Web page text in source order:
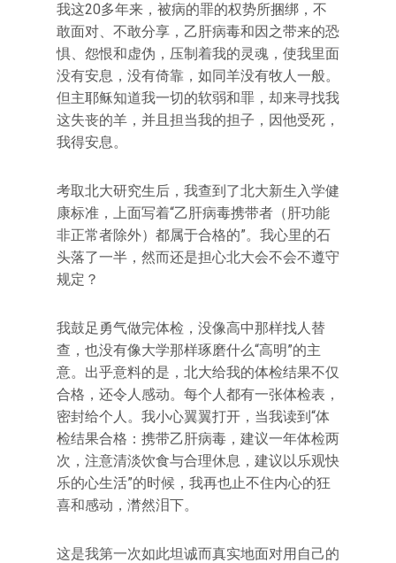
我这20多年来，被病的罪的权势所捆绑，不
敢面对、不敢分享，乙肝病毒和因之带来的恐
惧、怨恨和虚伪，压制着我的灵魂，使我里面
没有安息，没有倚靠，如同羊没有牧人一般。
但主耶稣知道我一切的软弱和罪，却来寻找我
这失丧的羊，并且担当我的担子，因他受死，
我得安息。
考取北大研究生后，我查到了北大新生入学健
康标准，上面写着“乙肝病毒携带者（肝功能
非正常者除外）都属于合格的”。我心里的石
头落了一半，然而还是担心北大会不会不遵守
规定？
我鼓足勇气做完体检，没像高中那样找人替
查，也没有像大学那样琢磨什么“高明”的主
意。出乎意料的是，北大给我的体检结果不仅
合格，还令人感动。每个人都有一张体检表，
密封给个人。我小心翼翼打开，当我读到“体
检结果合格：携带乙肝病毒，建议一年体检两
次，注意清淡饮食与合理休息，建议以乐观快
乐的心生活”的时候，我再也止不住内心的狂
喜和感动，潸然泪下。
这是我第一次如此坦诚而真实地面对用自己的